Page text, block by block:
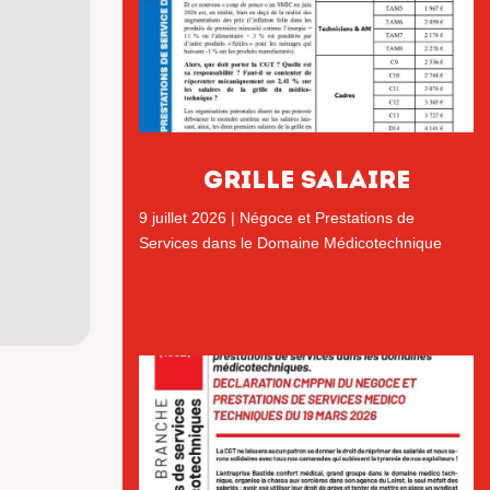
GRILLE SALAIRE
9 juillet 2026 | Négoce et Prestations de
Services dans le Domaine Médicotechnique